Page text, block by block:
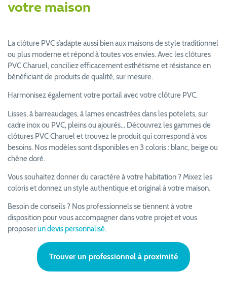
votre maison
La clôture PVC s’adapte aussi bien aux maisons de style traditionnel
ou plus moderne et répond à toutes vos envies. Avec les clôtures
PVC Charuel, conciliez efficacement esthétisme et résistance en
bénéficiant de produits de qualité, sur mesure.
Harmonisez également votre portail avec votre clôture PVC.
Lisses, à barreaudages, à lames encastrées dans les potelets, sur
cadre inox ou PVC, pleins ou ajourés… Découvrez les gammes de
clôtures PVC Charuel et trouvez le produit qui correspond à vos
besoins. Nos modèles sont disponibles en 3 coloris : blanc, beige ou
chêne doré.
Vous souhaitez donner du caractère à votre habitation ? Mixez les
coloris et donnez un style authentique et original à votre maison.
Besoin de conseils ? Nos professionnels se tiennent à votre
disposition pour vous accompagner dans votre projet et vous
proposerun devis personnalisé.
Trouver un professionnel à proximité